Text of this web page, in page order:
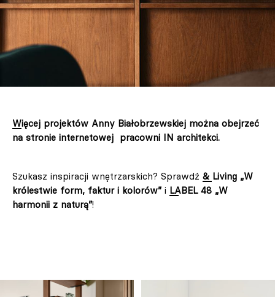
Więcej projektów Anny Białobrzewskiej można obejrzeć
na stronie internetowej pracowni IN architekci.
Szukasz inspiracji wnętrzarskich? Sprawdź & Living „W
królestwie form, faktur i kolorów” i LABEL 48 „W
harmonii z naturą”!